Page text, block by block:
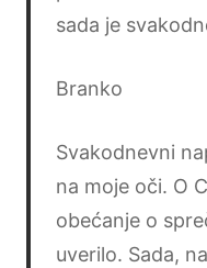
sada je
Branko
Svakodnevni
na moje oči. O
obećanje o
uverilo. Sada,